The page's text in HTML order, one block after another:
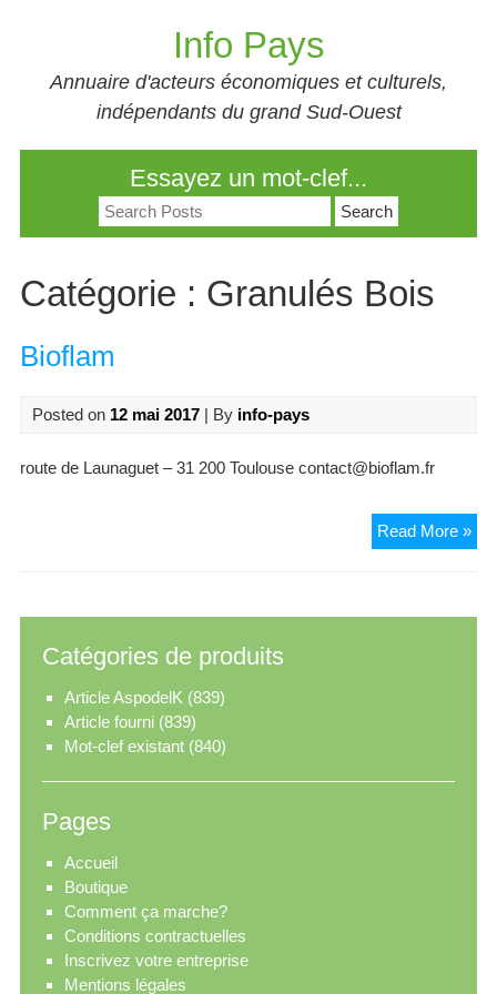
Info Pays
Annuaire d'acteurs économiques et culturels,
indépendants du grand Sud-Ouest
Essayez un mot-clef...
Search
for:
Catégorie : Granulés Bois
Bioflam
Posted on 12 mai 2017| By info-pays
route de Launaguet – 31 200 Toulouse contact@bioflam.fr
Read More »
Catégories de produits
Article AspodelK (839)
Article fourni (839)
Mot-clef existant (840)
Pages
Accueil
Boutique
Comment ça marche?
Conditions contractuelles
Inscrivez votre entreprise
Mentions légales